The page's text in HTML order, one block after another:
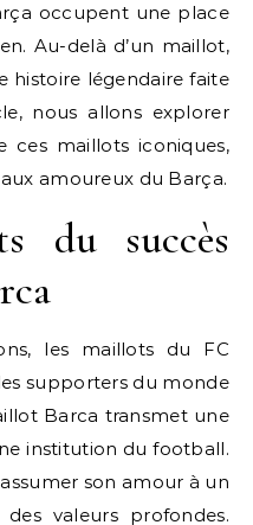
occupent une place
Au-delà d’un maillot,
histoire légendaire faite
nous allons explorer
maillots iconiques,
amoureux du Barça.
du succès
les maillots du FC
supporters du monde
Barca transmet une
institution du football.
son amour à un
valeurs profondes.